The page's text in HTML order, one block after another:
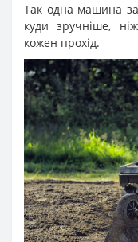
Так одна машина
куди зручніше,
кожен прохід.